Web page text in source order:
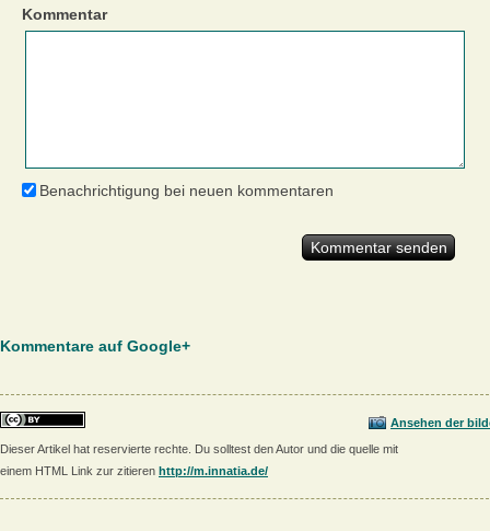
Kommentar
Benachrichtigung bei neuen kommentaren
Kommentare auf Google+
Ansehen der
Dieser Artikel hat reservierte rechte. Du solltest den Autor und die quelle mit
einem HTML Link zur zitieren http://m.innatia.de/